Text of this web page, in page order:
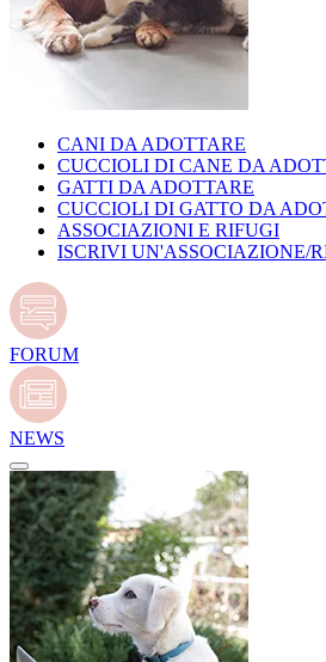
CANI DA ADOTTARE
CUCCIOLI DI CANE DA
GATTI DA ADOTTARE
CUCCIOLI DI GATTO DA
ASSOCIAZIONI E RIFUGI
ISCRIVI UN'ASSOCIAZIONE/
FORUM
NEWS